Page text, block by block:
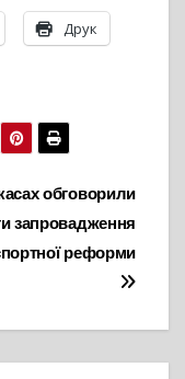
Друк
обговорили
запровадження
реформи